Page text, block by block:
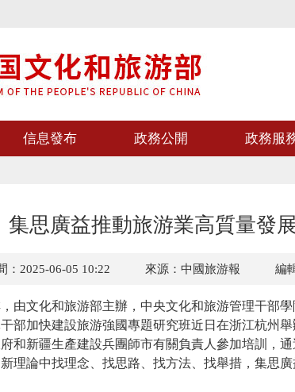
信息發布 政務公開 政務服
集思廣益推動旅游業高質量發展
：2025-06-05 10:22 來源：中國旅游報 編
由文化和旅游部主辦，中央文化和旅游管理干部
部加快建設旅游強國專題研究班近日在浙江杭州
和新疆生產建設兵團師市有關負責人參加培訓，
理論中找理念、找思路、找方法、找舉措，集思廣